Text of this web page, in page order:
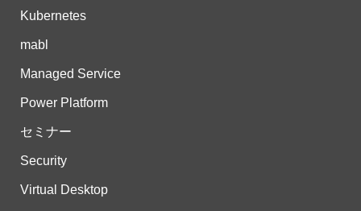
Kubernetes
mabl
Managed Service
Power Platform
セミナー
Security
Virtual Desktop